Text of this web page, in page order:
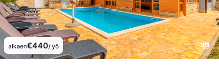
alkaen€440/ yö